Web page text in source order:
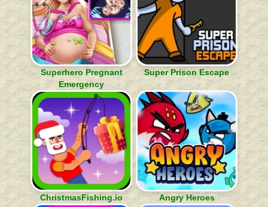
Superhero Pregnant
Emergency
Super Prison Escape
ChristmasFishing.io Angry Heroes